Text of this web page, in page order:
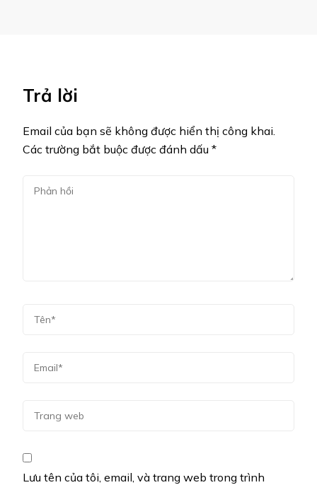
Trả lời
Email của bạn sẽ không được hiển thị công khai.
Các trường bắt buộc được đánh dấu *
Lưu tên của tôi, email, và trang web trong trình